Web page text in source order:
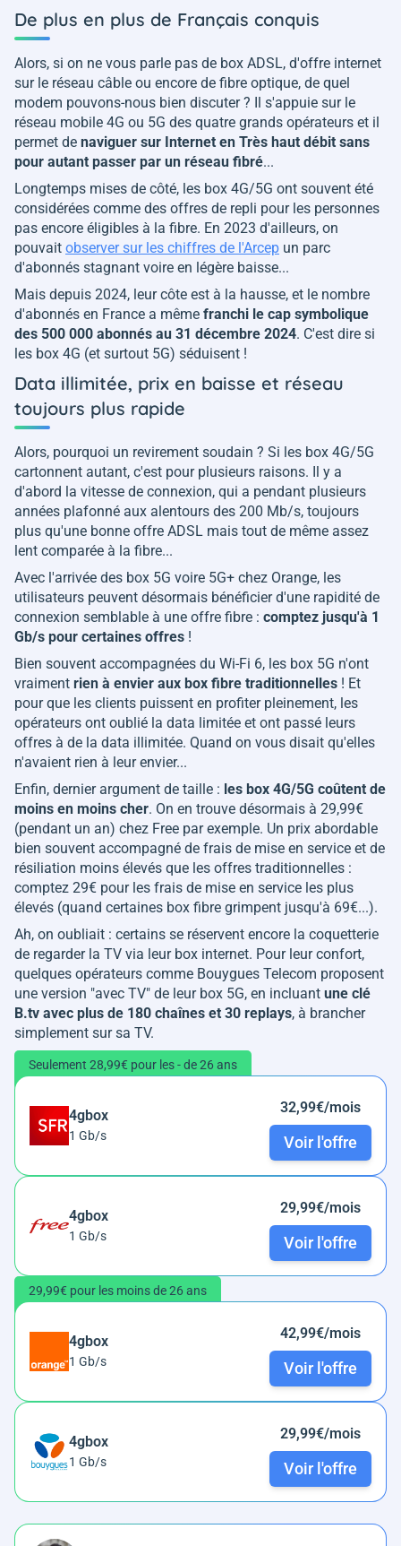
De plus en plus de Français conquis
Alors, si on ne vous parle pas de box ADSL, d'offre internet
sur le réseau câble ou encore de fibre optique, de quel
modem pouvons-nous bien discuter ? Il s'appuie sur le
réseau mobile 4G ou 5G des quatre grands opérateurs et il
permet de naviguer sur Internet en Très haut débit sans
pour autant passer par un réseau fibré...
Longtemps mises de côté, les box 4G/5G ont souvent été
considérées comme des offres de repli pour les personnes
pas encore éligibles à la fibre. En 2023 d'ailleurs, on
pouvait observer sur les chiffres de l'Arcep un parc
d'abonnés stagnant voire en légère baisse...
Mais depuis 2024, leur côte est à la hausse, et le nombre
d'abonnés en France a même franchi le cap symbolique
des 500 000 abonnés au 31 décembre 2024. C'est dire si
les box 4G (et surtout 5G) séduisent !
Data illimitée, prix en baisse et réseau
toujours plus rapide
Alors, pourquoi un revirement soudain ? Si les box 4G/5G
cartonnent autant, c'est pour plusieurs raisons. Il y a
d'abord la vitesse de connexion, qui a pendant plusieurs
années plafonné aux alentours des 200 Mb/s, toujours
plus qu'une bonne offre ADSL mais tout de même assez
lent comparée à la fibre...
Avec l'arrivée des box 5G voire 5G+ chez Orange, les
utilisateurs peuvent désormais bénéficier d'une rapidité de
connexion semblable à une offre fibre : comptez jusqu'à 1
Gb/s pour certaines offres !
Bien souvent accompagnées du Wi-Fi 6, les box 5G n'ont
vraiment rien à envier aux box fibre traditionnelles ! Et
pour que les clients puissent en profiter pleinement, les
opérateurs ont oublié la data limitée et ont passé leurs
offres à de la data illimitée. Quand on vous disait qu'elles
n'avaient rien à leur envier...
Enfin, dernier argument de taille : les box 4G/5G coûtent de
moins en moins cher. On en trouve désormais à 29,99€
(pendant un an) chez Free par exemple. Un prix abordable
bien souvent accompagné de frais de mise en service et de
résiliation moins élevés que les offres traditionnelles :
comptez 29€ pour les frais de mise en service les plus
élevés (quand certaines box fibre grimpent jusqu'à 69€...).
Ah, on oubliait : certains se réservent encore la coquetterie
de regarder la TV via leur box internet. Pour leur confort,
quelques opérateurs comme Bouygues Telecom proposent
une version "avec TV" de leur box 5G, en incluant une clé
B.tv avec plus de 180 chaînes et 30 replays, à brancher
simplement sur sa TV.
Seulement 28,99€ pour les - de 26 ans
4gbox
1 Gb/s
32,99€/mois
Voir l'offre
4gbox
1 Gb/s
29,99€/mois
Voir l'offre
29,99€ pour les moins de 26 ans
4gbox
1 Gb/s
42,99€/mois
Voir l'offre
4gbox
1 Gb/s
29,99€/mois
Voir l'offre